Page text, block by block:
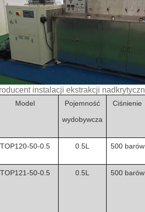
instalacji ekstrakcji
Model
Pojemność
wydobywcza
Ciśnienie
TOP120-50-0.5 0.5L 500 barów
TOP121-50-0.5 0.5L 500 barów